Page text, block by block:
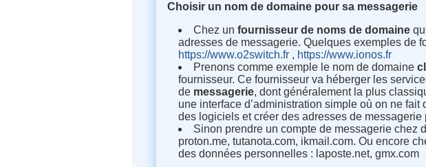
Choisir un nom de domaine pour sa messagerie
Chez unfournisseur de noms de domaine
adresses de messagerie. Quelques exemples de
https://www.o2switch.fr , https://www.ionos.fr
Prenons comme exemple le nom de domaine
fournisseur. Ce fournisseur va héberger les
de messagerie, dont généralement la plus
une interface d’administration simple où on ne fait
des logiciels et créer des adresses de
Sinon prendre un compte de messagerie chez
proton.me, tutanota.com, ikmail.com. Ou encore
des données personnelles : laposte.net, gmx.com